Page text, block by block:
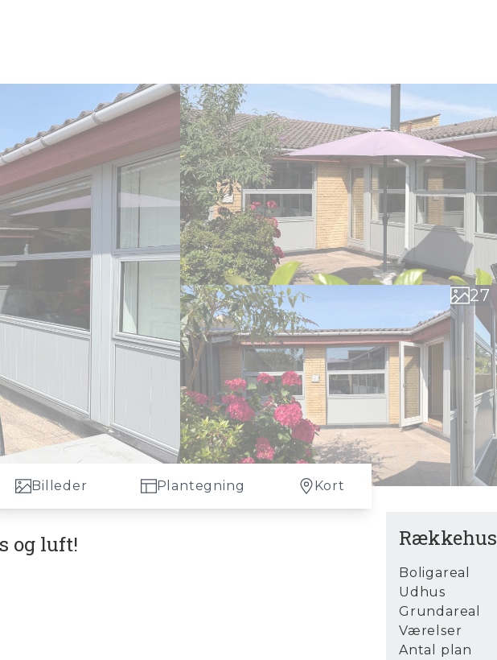
0
1
2
3
4
5
6
8
9
0
2
3
4
6
7
9
Billeder Plantegning Kort
og luft! Rækkehus
Boligareal
Udhus
Grundareal
Værelser
Antal plan